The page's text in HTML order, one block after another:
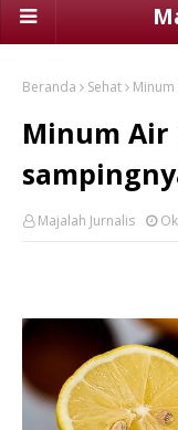
Beranda Sehat
Minum Air
Majalah Jurnalis